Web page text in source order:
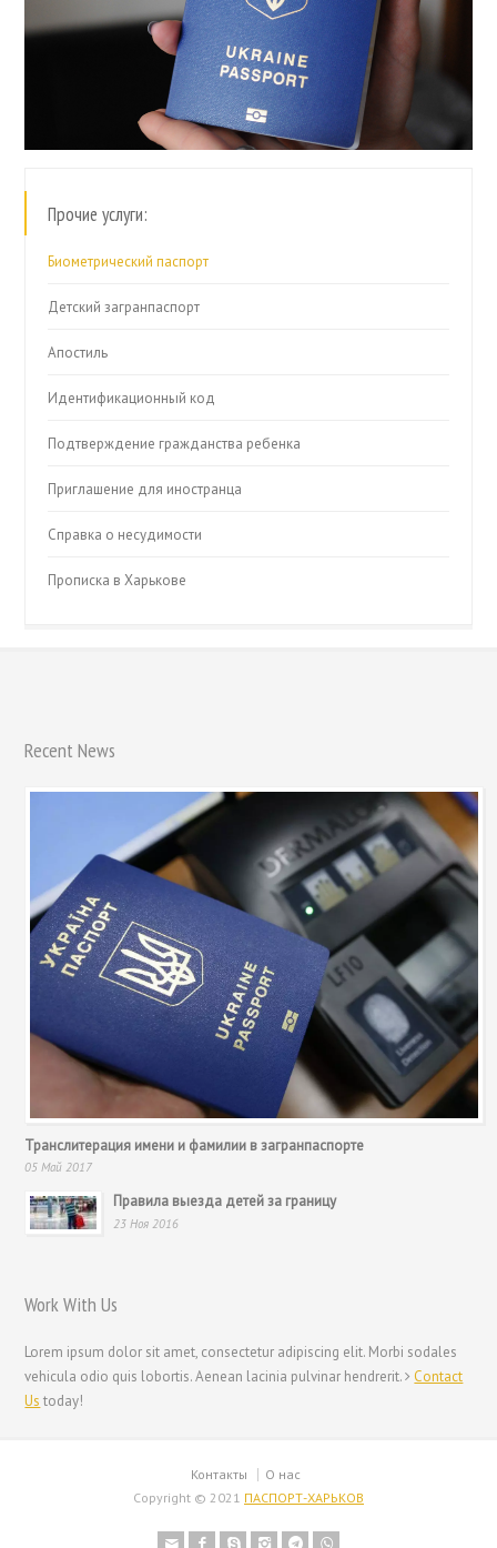
Прочие услуги:
Биометрический паспорт
Детский загранпаспорт
Апостиль
Идентификационный код
Подтверждение гражданства ребенка
Приглашение для иностранца
Справка о несудимости
Прописка в Харькове
Recent News
Транслитерация имени и фамилии в загранпаспорте
05 Май 2017
Правила выезда детей за границу
23 Ноя 2016
Work With Us
Lorem ipsum dolor sit amet, consectetur adipiscing elit. Morbi sodales
vehicula odio quis lobortis. Aenean lacinia pulvinar hendrerit. Contact
Us today!
Контакты
О нас
Copyright © 2021 ПАСПОРТ-ХАРЬКОВ